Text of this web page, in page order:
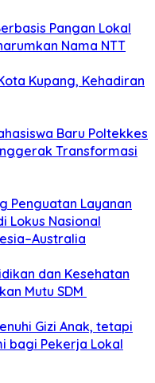
Pangan Lokal
Nama NTT
Kupang, Kehadiran
Baru Poltekkes
Transformasi
Penguatan Layanan
Lokus Nasional
dan Kesehatan
Mutu SDM
Gizi Anak, tetapi
bagi Pekerja Lokal